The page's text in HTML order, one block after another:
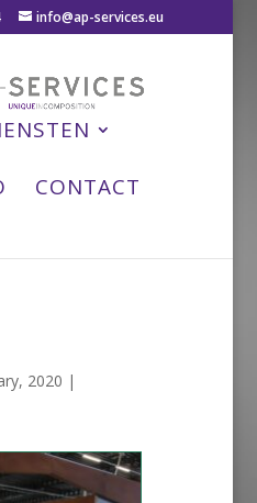
info@ap-services.eu
CONTACT
2020 |